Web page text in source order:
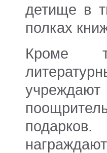
детище в
полках
Кроме
подарков.